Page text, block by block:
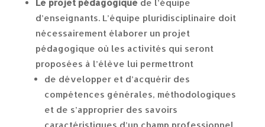
Le projet pédagogique de l’équipe
d’enseignants. L’équipe pluridisciplinaire doit
nécessairement élaborer un projet
pédagogique où les activités qui seront
proposées à l’élève lui permettront
de développer et d’acquérir des
compétences générales, méthodologiques
et de s’approprier des savoirs
caractéristiques d’un champ professionnel